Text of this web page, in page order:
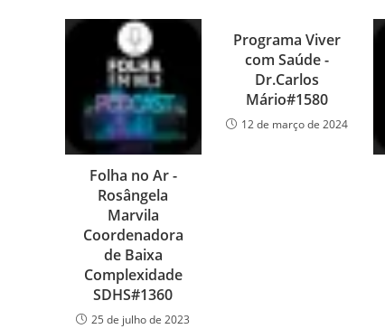
Folha no Ar -
Rosângela
Marvila
Coordenadora
de Baixa
Complexidade
SDHS#1360
25 de julho de 2023
Programa Viver
com Saúde -
Dr.Carlos
Mário#1580
12 de março de 2024